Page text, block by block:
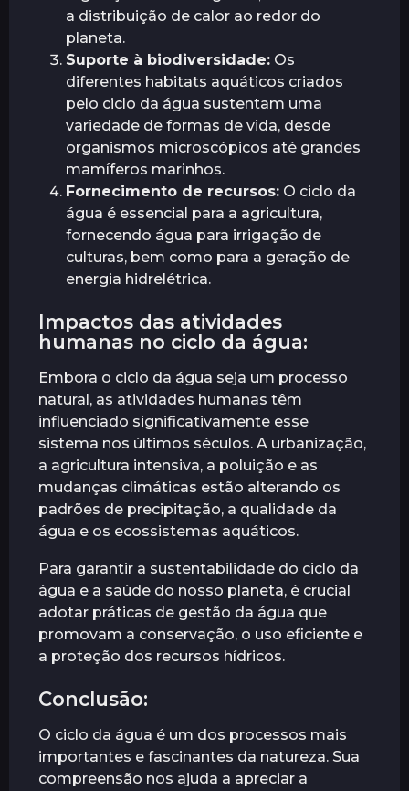
a distribuição de calor ao redor do
planeta.
Suporte à biodiversidade: Os
diferentes habitats aquáticos criados
pelo ciclo da água sustentam uma
variedade de formas de vida, desde
organismos microscópicos até grandes
mamíferos marinhos.
Fornecimento de recursos: O ciclo da
água é essencial para a agricultura,
fornecendo água para irrigação de
culturas, bem como para a geração de
energia hidrelétrica.
Impactos das atividades
humanas no ciclo da água:
Embora o ciclo da água seja um processo
natural, as atividades humanas têm
influenciado significativamente esse
sistema nos últimos séculos. A urbanização,
a agricultura intensiva, a poluição e as
mudanças climáticas estão alterando os
padrões de precipitação, a qualidade da
água e os ecossistemas aquáticos.
Para garantir a sustentabilidade do ciclo da
água e a saúde do nosso planeta, é crucial
adotar práticas de gestão da água que
promovam a conservação, o uso eficiente e
a proteção dos recursos hídricos.
Conclusão:
O ciclo da água é um dos processos mais
importantes e fascinantes da natureza. Sua
compreensão nos ajuda a apreciar a